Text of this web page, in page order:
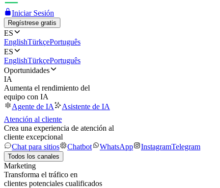
Iniciar Sesión
Regístrese gratis
ES
EnglishTürkçePortuguês
ES
EnglishTürkçePortuguês
Oportunidades
IA
Aumenta el rendimiento del
equipo con IA
Agente de IA
Asistente de IA
Atención al cliente
Crea una experiencia de atención al
cliente excepcional
Chat para sitios
Chatbot WhatsApp InstagramTelegram
Todos los canales
Marketing
Transforma el tráfico en
clientes potenciales cualificados